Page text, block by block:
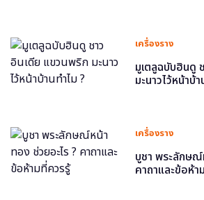
เครื่องราง
มูเตลูฉบับฮินดู
มะนาวไว้หน้าบ้
เครื่องราง
บูชา พระลักษณ์
คาถาและข้อห้า